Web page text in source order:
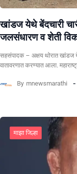
खांडज येथे बेंदचारी
जलसंधारण व शेती
सहसंपादक – अक्षय थोरात खांडज
वातावरणात करण्यात आला.
By mnewsmarathi
माझा जिल्हा